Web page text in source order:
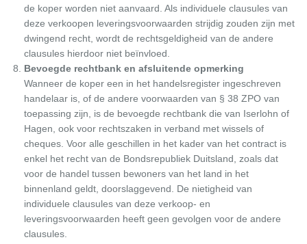
de koper worden niet aanvaard. Als individuele clausules van
deze verkoopen leveringsvoorwaarden strijdig zouden zijn met
dwingend recht, wordt de rechtsgeldigheid van de andere
clausules hierdoor niet beïnvloed.
Bevoegde rechtbank en afsluitende opmerking
Wanneer de koper een in het handelsregister ingeschreven
handelaar is, of de andere voorwaarden van § 38 ZPO van
toepassing zijn, is de bevoegde rechtbank die van Iserlohn of
Hagen, ook voor rechtszaken in verband met wissels of
cheques. Voor alle geschillen in het kader van het contract is
enkel het recht van de Bondsrepubliek Duitsland, zoals dat
voor de handel tussen bewoners van het land in het
binnenland geldt, doorslaggevend. De nietigheid van
individuele clausules van deze verkoop- en
leveringsvoorwaarden heeft geen gevolgen voor de andere
clausules.